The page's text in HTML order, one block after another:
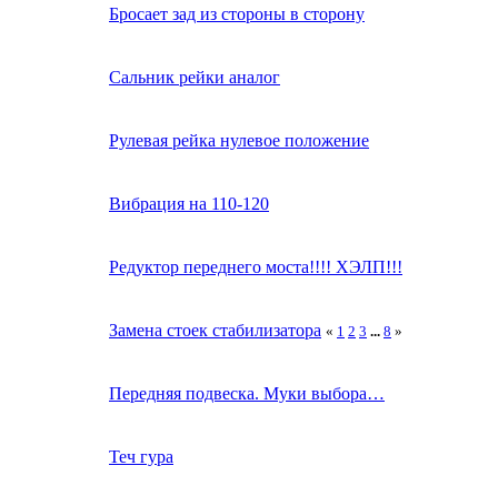
Бросает зад из стороны в сторону
Сальник рейки аналог
Рулевая рейка нулевое положение
Вибрация на 110-120
Редуктор переднего моста!!!! ХЭЛП!!!
Замена стоек стабилизатора « 1 2 3 ... 8 »
Передняя подвеска. Муки выбора…
Теч гура